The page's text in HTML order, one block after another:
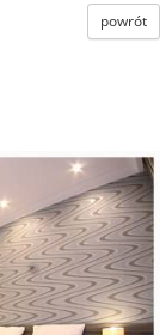
powrót